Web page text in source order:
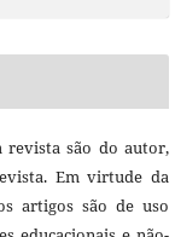
revista são do autor,
Em virtude da
artigos são de uso